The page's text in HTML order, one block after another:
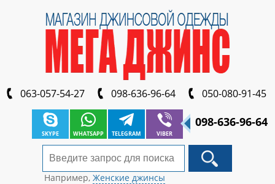
063-057-54-27 098-636-96-64 050-080-91-45
SKYPE WHATSAPP TELEGRAM VIBER
098-636-96-64
Например,Женские джинсы